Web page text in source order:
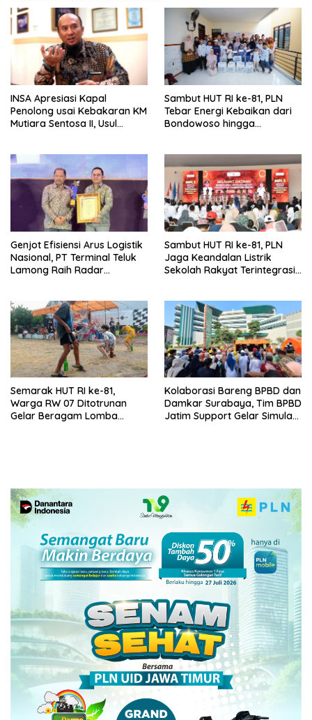
INSA Apresiasi Kapal
Penolong usai Kebakaran KM
Mutiara Sentosa II, Usul
Sambut HUT RI ke-81, PLN
Tebar Energi Kebaikan dari
Bondowoso hingga
Genjot Efisiensi Arus Logistik
Nasional, PT Terminal Teluk
Lamong Raih Radar
Sambut HUT RI ke-81, PLN
Jaga Keandalan Listrik
Sekolah Rakyat Terintegrasi 1
Semarak HUT RI ke-81,
Warga RW 07 Ditotrunan
Gelar Beragam Lomba
Kolaborasi Bareng BPBD dan
Damkar Surabaya, Tim BPBD
Jatim Support Gelar Simulasi